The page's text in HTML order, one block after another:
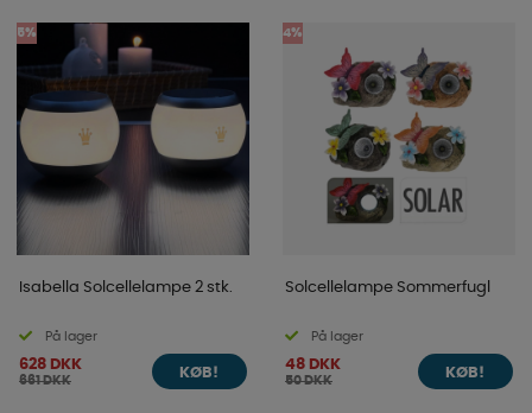
5%
Isabella Solcellelampe 2 stk.
På lager
628 DKK
661 DKK
KØB!
4%
Solcellelampe Sommerfugl
På lager
48 DKK
50 DKK
KØB!